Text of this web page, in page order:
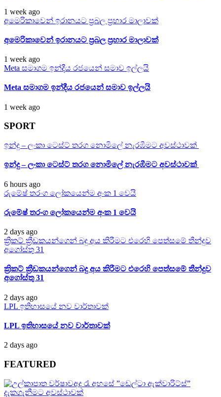
1 week ago
අමෙරිකාවෙන් ඉරානයට ප්‍රබල ප්‍රහාර මාලාවක්
අමෙරිකාවෙන් ඉරානයට ප්‍රබල ප්‍රහාර මාලාවක්
1 week ago
Meta සමාගම ඉන්දීය රජයෙන් සමාව ඉල්ලයි
Meta සමාගම ඉන්දීය රජයෙන් සමාව ඉල්ලයි
1 week ago
SPORT
ඉන්දු – ලංකා ටෙස්ට් තරග නොමිලේ නැරඹීමට අවස්ථාවක්
ඉන්දු – ලංකා ටෙස්ට් තරග නොමිලේ නැරඹීමට අවස්ථාවක්
6 hours ago
රුමේෂ් තරංග ලෝකයෙන්ම අංක 1 වෙයි
රුමේෂ් තරංග ලෝකයෙන්ම අංක 1 වෙයි
2 days ago
ක්‍රිකට් ක්‍රීඩකයන්ගෙන් බදු අය කිරීමට එරෙහි පෙත්සමේ තීන්දුව
අගෝස්තු 31
ක්‍රිකට් ක්‍රීඩකයන්ගෙන් බදු අය කිරීමට එරෙහි පෙත්සමේ තීන්දුව
අගෝස්තු 31
2 days ago
LPL ඉතිහාසයේ නව වාර්තාවක්
LPL ඉතිහාසයේ නව වාර්තාවක්
2 days ago
FEATURED
අද රෑ අහසේ ”ඩෙල්ටා ඇක්වාරිට්ස්”
දැකගැනීමට අවස්ථාවක්